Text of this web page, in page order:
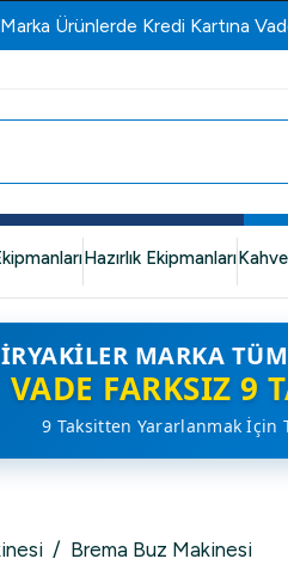
Öztiryakiler
Hazırlık Ekipmanları
MARKA
VADE FARKSIZ 9
9 Taksitten Yararlanmak İçin
/ Brema Buz Makinesi